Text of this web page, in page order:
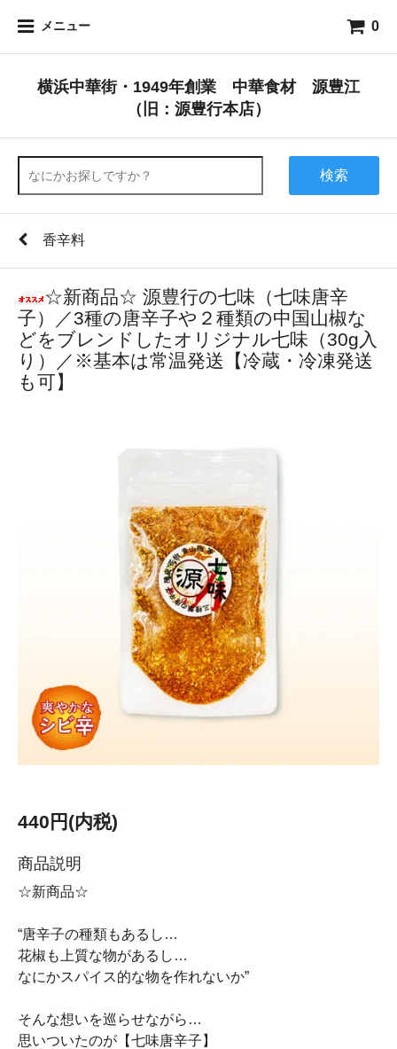
メニュー 0
横浜中華街・1949年創業 中華食材 源豊江
（旧：源豊行本店）
検索
香辛料
☆新商品☆ 源豊行の七味（七味唐辛
子）／3種の唐辛子や２種類の中国山椒な
どをブレンドしたオリジナル七味（30g入
り）／※基本は常温発送【冷蔵・冷凍発送
も可】
440円(内税)
商品説明
☆新商品☆
“唐辛子の種類もあるし…
花椒も上質な物があるし…
なにかスパイス的な物を作れないか”
そんな想いを巡らせながら…
思いついたのが【七味唐辛子】